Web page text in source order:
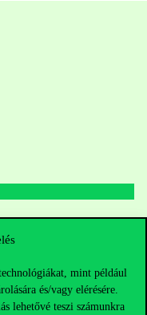
mint például
és/vagy elérésére.
lehetővé teszi számunkra